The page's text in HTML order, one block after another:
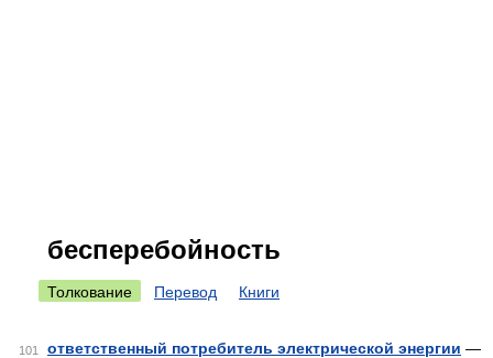
бесперебойность
Толкование Перевод Книги
101 ответственный потребитель электрической энергии —